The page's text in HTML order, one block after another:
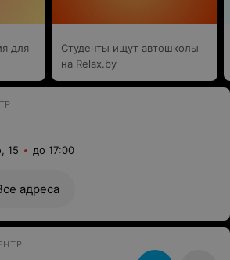
для
Студенты ищут автошколы
на Relax.by
15 до 17:00
адреса